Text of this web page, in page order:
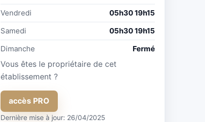
Vendredi
05h30 19h15
Samedi
05h30 19h15
Dimanche
Fermé
Vous êtes le propriétaire de cet
établissement ?
accès PRO
Dernière mise à jour: 26/04/2025